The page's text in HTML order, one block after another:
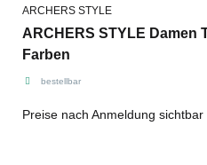
ARCHERS STYLE
ARCHERS STYLE Damen
Farben
bestellbar
Preise nach Anmeldung sichtbar